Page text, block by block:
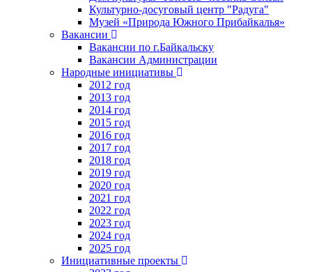
Культурно-досуговый центр "Радуга"
Музей «Природа Южного Прибайкалья»
Вакансии
Вакансии по г.Байкальску
Вакансии Администрации
Народные инициативы
2012 год
2013 год
2014 год
2015 год
2016 год
2017 год
2018 год
2019 год
2020 год
2021 год
2022 год
2023 год
2024 год
2025 год
Инициативные проекты